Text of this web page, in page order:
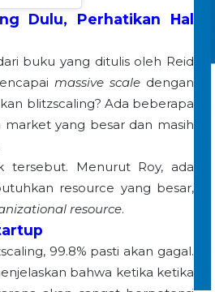
Dulu, Perhatikan Hal
buku yang ditulis oleh Reid
massive scaledengan
blitzscaling? Ada beberapa
yang besar dan masih
tersebut. Menurut Roy, ada
resource yang besar,
resource.
99.8% pasti akan gagal.
bahwa ketika ketika